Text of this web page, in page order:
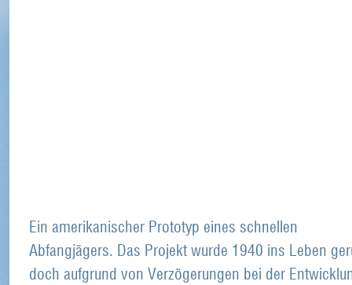
Ein amerikanischer Prototyp eines schnellen
Abfangjägers. Das Projekt wurde 1940 ins Leben
doch aufgrund von Verzögerungen bei der